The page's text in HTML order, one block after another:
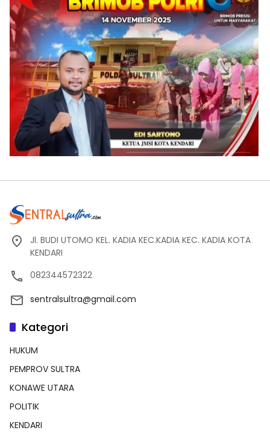
Jl. BUDI UTOMO KEL. KADIA KEC.KADIA KEC. KADIA KOTA
KENDARI
082344572322
sentralsultra@gmail.com
Kategori
HUKUM
PEMPROV SULTRA
KONAWE UTARA
POLITIK
KENDARI